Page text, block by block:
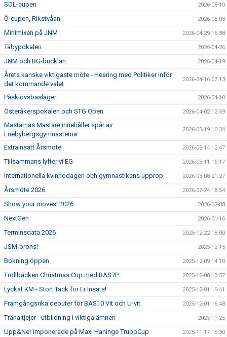
VAL AV SPÅR
KONTAKT
MEDICINSKT STÖD
SOL-cupen 2026-05-10
Ö-cupen, Rikstvåan 2026-05-03
Minimixen på JNM 2026-04-29 15:38
Täbypokalen 2026-04-26
JNM och BG-bucklan 2026-04-19
Årets kanske viktigaste möte - Hearing med Politiker inför
det kommande valet
2026-04-16 07:13
Påsklovsbasläger 2026-04-10
Österåkerspokalen och STG Open 2026-04-02 12:59
Mästarnas Mästare innehåller spår av
Enebybergsgymnasterna
2026-03-19 10:34
Extrainsatt Årsmöte 2026-03-14 12:47
Tillsammans lyfter vi EG 2026-03-11 16:17
Internationella kvinnodagen och gymnastikens upprop 2026-03-08 21:27
Årsmöte 2026 2026-02-24 18:54
Show your moves! 2026 2026-02-08
NextGen 2026-01-16
Terminsdata 2026 2025-12-22 18:00
JSM-brons! 2025-12-15
Bokning öppen 2025-12-09 14:10
Trollbäcken Christmas Cup med BAS7P 2025-12-08 13:57
Lyckat KM - Stort Tack för Er Insats! 2025-12-01 19:41
Framgångsrika debuter för BAS10 Vit och U-vit 2025-12-01 16:48
Träna tjejer - utbildning i viktiga ämnen 2025-11-25
Upp&Ner imponerade på Maxi Haninge TruppCup 2025-11-17 15:30